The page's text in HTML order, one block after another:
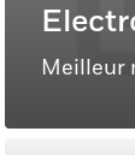
Meilleur